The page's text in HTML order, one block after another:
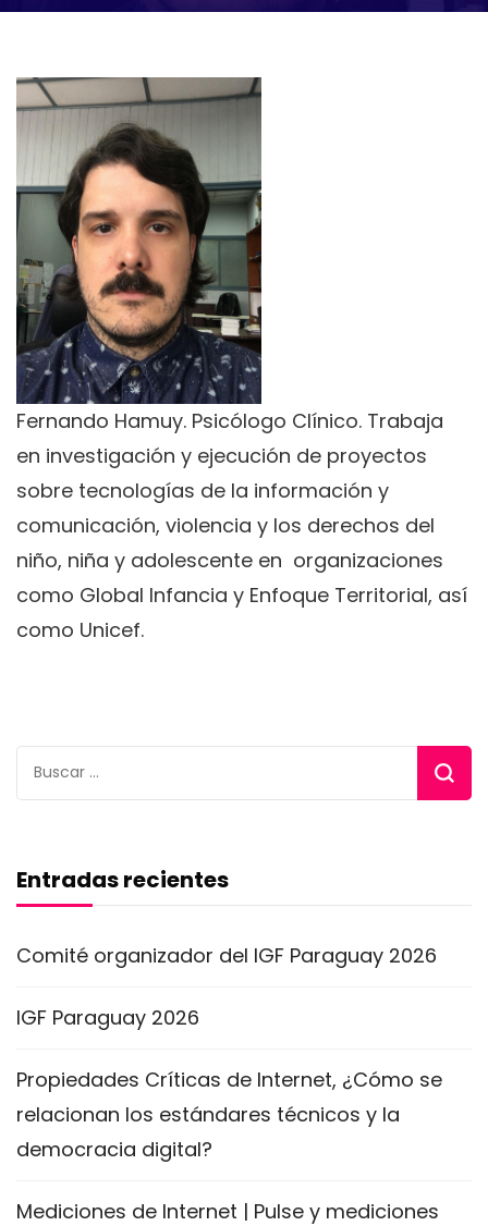
Fernando Hamuy. Psicólogo Clínico. Trabaja
en investigación y ejecución de proyectos
sobre tecnologías de la información y
comunicación, violencia y los derechos del
niño, niña y adolescente en organizaciones
como Global Infancia y Enfoque Territorial, así
como Unicef.
Buscar:
Entradas recientes
Comité organizador del IGF Paraguay 2026
IGF Paraguay 2026
Propiedades Críticas de Internet, ¿Cómo se
relacionan los estándares técnicos y la
democracia digital?
Mediciones de Internet | Pulse y mediciones